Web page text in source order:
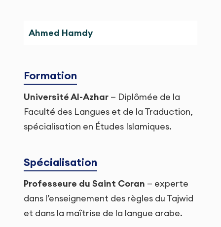
Ahmed Hamdy
Formation
Université Al-Azhar — Diplômée de la
Faculté des Langues et de la Traduction,
spécialisation en Études Islamiques.
Spécialisation
Professeure du Saint Coran — experte
dans l’enseignement des règles du Tajwid
et dans la maîtrise de la langue arabe.